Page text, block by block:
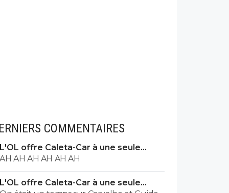
COMMENTAIRES
L'OL offre Caleta-Car à une seule
condition
AH AH AH AH AH AH
L'OL offre Caleta-Car à une seule